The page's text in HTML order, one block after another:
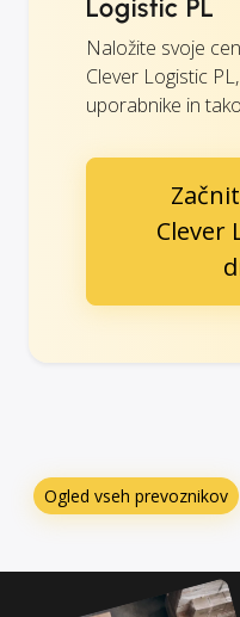
Logistic PL
Naložite svoje
Clever Logistic
uporabnike in
Clever
Ogled vseh prevoznikov